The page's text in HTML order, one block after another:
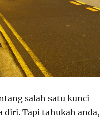
salah satu kunci
diri. Tapi tahukah anda,